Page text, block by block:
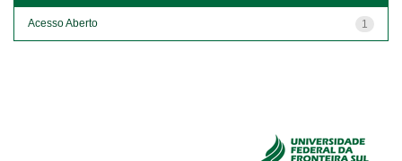
1
Acesso Aberto